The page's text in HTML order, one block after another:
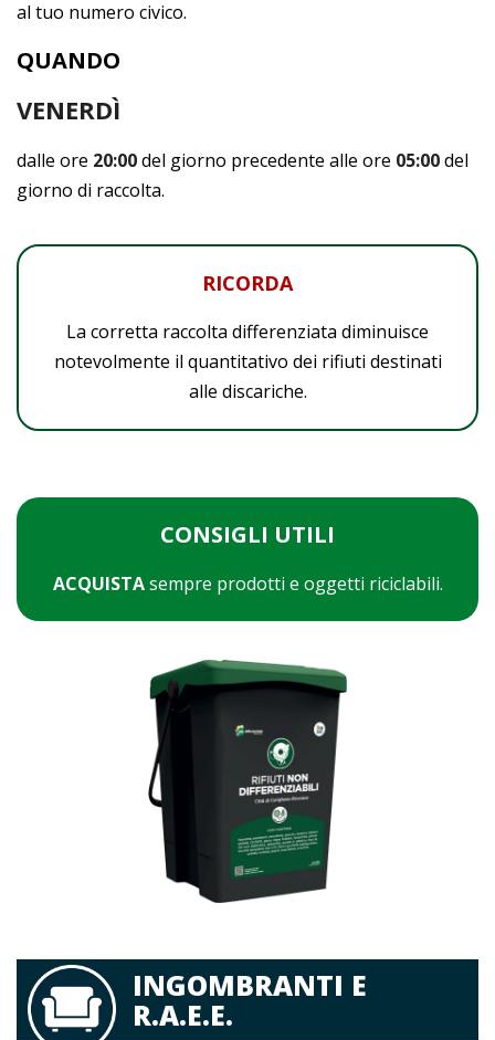
al tuo numero civico.
QUANDO
VENERDÌ
dalle ore 20:00del giorno precedente alle ore 05:00del
giorno di raccolta.
RICORDA
La corretta raccolta differenziata diminuisce
notevolmente il quantitativo dei rifiuti destinati
alle discariche.
CONSIGLI UTILI
ACQUISTAsempre prodotti e oggetti riciclabili.
INGOMBRANTI E
R.A.E.E.